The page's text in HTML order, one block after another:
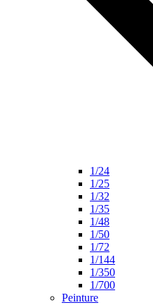
1/24
1/25
1/32
1/35
1/48
1/50
1/72
1/144
1/350
1/700
Peinture